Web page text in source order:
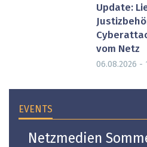
Update:
vom Netz
06.08.2026 -
EVENTS
Netzmedien